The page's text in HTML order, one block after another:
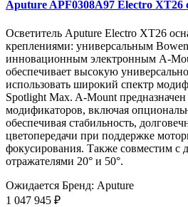
Aputure APF0308A97 Electro XT26
Осветитель Aputure Electro XT26
креплениями: универсальным
инновационным электронным A-
обеспечивает высокую
использовать широкий спектр
Spotlight Max. A-Mount
модификаторов, включая
обеспечивая стабильность,
цветопередачи при поддержке
фокусирования. Также совместим с
отражателями 20° и 50°.
Ожидается Бренд: Aputure
1 047 945 ₽